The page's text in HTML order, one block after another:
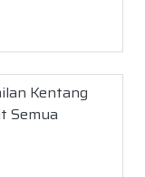
Kentang
Semua